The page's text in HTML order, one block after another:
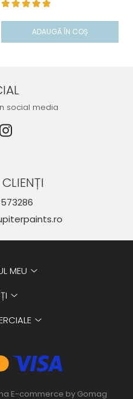
ADAUGĂ ÎN COȘ
social media
MEU
E-commerce by Gomag